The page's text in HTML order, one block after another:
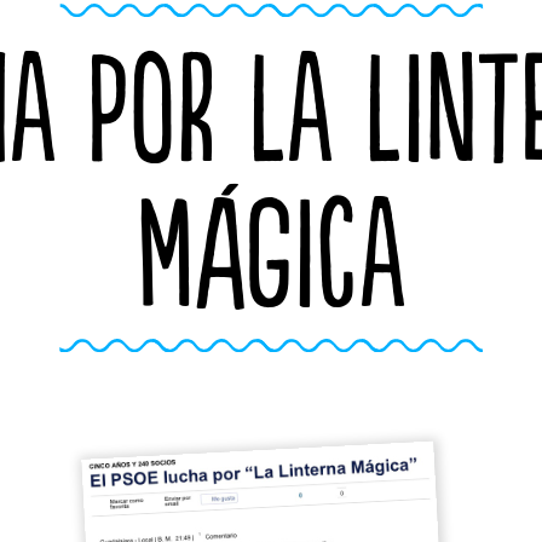
POR LA
MÁGICA